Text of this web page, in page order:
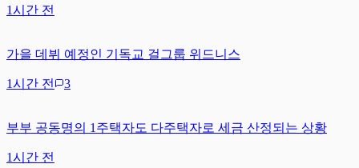
1시간 전
가을 데뷔 예정인 기독교 걸그룹 위드니스
1시간 전 3
부부 공동명의 1주택자도 다주택자로 세금 산정되는 상황
1시간 전